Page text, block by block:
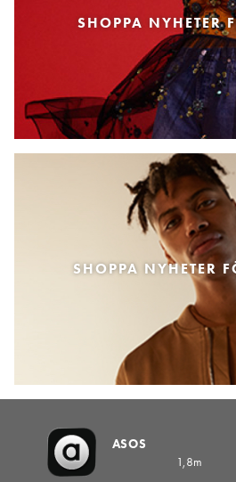
SHOPPA NYHETER
SHOPPA NYHETER
ASOS
1,8m